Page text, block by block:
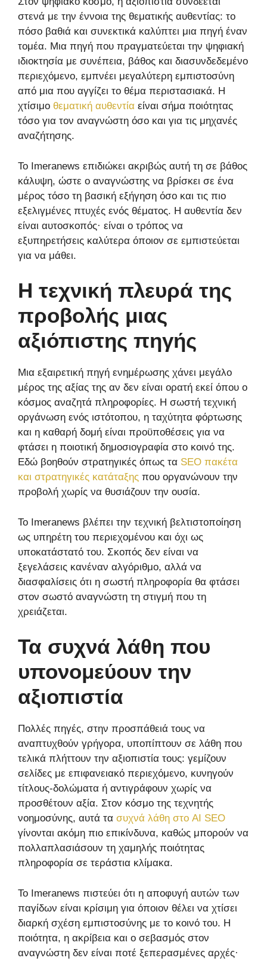
στενά με την έννοια της θεματικής αυθεντίας: το
πόσο βαθιά και συνεκτικά καλύπτει μια πηγή έναν
τομέα. Μια πηγή που πραγματεύεται την ψηφιακή
ιδιοκτησία με συνέπεια, βάθος και διασυνδεδεμένο
περιεχόμενο, εμπνέει μεγαλύτερη εμπιστοσύνη
από μια που αγγίζει το θέμα περιστασιακά. Η
χτίσιμο θεματική αυθεντία είναι σήμα ποιότητας
τόσο για τον αναγνώστη όσο και για τις μηχανές
αναζήτησης.
Το Imeranews επιδιώκει ακριβώς αυτή τη σε βάθος
κάλυψη, ώστε ο αναγνώστης να βρίσκει σε ένα
μέρος τόσο τη βασική εξήγηση όσο και τις πιο
εξελιγμένες πτυχές ενός θέματος. Η αυθεντία δεν
είναι αυτοσκοπός· είναι ο τρόπος να
εξυπηρετήσεις καλύτερα όποιον σε εμπιστεύεται
για να μάθει.
Η τεχνική πλευρά της
προβολής μιας
αξιόπιστης πηγής
Μια εξαιρετική πηγή ενημέρωσης χάνει μεγάλο
μέρος της αξίας της αν δεν είναι ορατή εκεί όπου ο
κόσμος αναζητά πληροφορίες. Η σωστή τεχνική
οργάνωση ενός ιστότοπου, η ταχύτητα φόρτωσης
και η καθαρή δομή είναι προϋποθέσεις για να
φτάσει η ποιοτική δημοσιογραφία στο κοινό της.
Εδώ βοηθούν στρατηγικές όπως τα SEO πακέτα
και στρατηγικές κατάταξης που οργανώνουν την
προβολή χωρίς να θυσιάζουν την ουσία.
Το Imeranews βλέπει την τεχνική βελτιστοποίηση
ως υπηρέτη του περιεχομένου και όχι ως
υποκατάστατό του. Σκοπός δεν είναι να
ξεγελάσεις κανέναν αλγόριθμο, αλλά να
διασφαλίσεις ότι η σωστή πληροφορία θα φτάσει
στον σωστό αναγνώστη τη στιγμή που τη
χρειάζεται.
Τα συχνά λάθη που
υπονομεύουν την
αξιοπιστία
Πολλές πηγές, στην προσπάθειά τους να
αναπτυχθούν γρήγορα, υποπίπτουν σε λάθη που
τελικά πλήττουν την αξιοπιστία τους: γεμίζουν
σελίδες με επιφανειακό περιεχόμενο, κυνηγούν
τίτλους-δολώματα ή αντιγράφουν χωρίς να
προσθέτουν αξία. Στον κόσμο της τεχνητής
νοημοσύνης, αυτά τα συχνά λάθη στο AI SEO
γίνονται ακόμη πιο επικίνδυνα, καθώς μπορούν να
πολλαπλασιάσουν τη χαμηλής ποιότητας
πληροφορία σε τεράστια κλίμακα.
Το Imeranews πιστεύει ότι η αποφυγή αυτών των
παγίδων είναι κρίσιμη για όποιον θέλει να χτίσει
διαρκή σχέση εμπιστοσύνης με το κοινό του. Η
ποιότητα, η ακρίβεια και ο σεβασμός στον
αναγνώστη δεν είναι ποτέ ξεπερασμένες αρχές·